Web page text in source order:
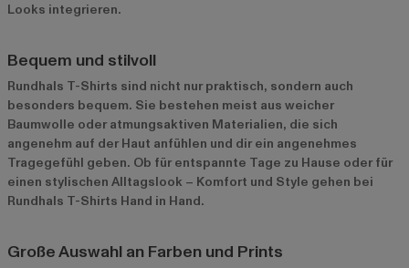
Looks integrieren.
Bequem und stilvoll
Rundhals T-Shirts sind nicht nur praktisch, sondern auch
besonders bequem. Sie bestehen meist aus weicher
Baumwolle oder atmungsaktiven Materialien, die sich
angenehm auf der Haut anfühlen und dir ein angenehmes
Tragegefühl geben. Ob für entspannte Tage zu Hause oder für
einen stylischen Alltagslook – Komfort und Style gehen bei
Rundhals T-Shirts Hand in Hand.
Große Auswahl an Farben und Prints